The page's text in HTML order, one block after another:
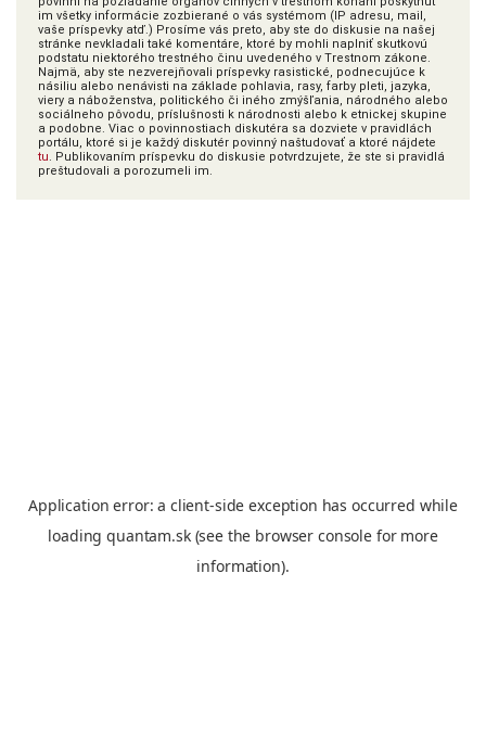
im všetky informácie zozbierané o vás systémom (IP adresu, mail,
vaše príspevky atď.) Prosíme vás preto, aby ste do diskusie na našej
stránke nevkladali také komentáre, ktoré by mohli naplniť skutkovú
podstatu niektorého trestného činu uvedeného v Trestnom zákone.
Najmä, aby ste nezverejňovali príspevky rasistické, podnecujúce k
násiliu alebo nenávisti na základe pohlavia, rasy, farby pleti, jazyka,
viery a náboženstva, politického či iného zmýšľania, národného alebo
sociálneho pôvodu, príslušnosti k národnosti alebo k etnickej skupine
a podobne. Viac o povinnostiach diskutéra sa dozviete v pravidlách
portálu, ktoré si je každý diskutér povinný naštudovať a ktoré nájdete
tu. Publikovaním príspevku do diskusie potvrdzujete, že ste si pravidlá
preštudovali a porozumeli im.